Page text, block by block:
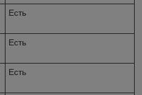
Есть
Есть
Есть